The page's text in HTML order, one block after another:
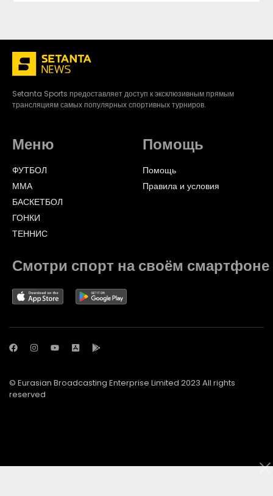
Setanta Sports предоставляет доступ к эксклюзивным прямым
трансляциям самых популярных спортивных турниров.
Меню
ФУТБОЛ
ММА
БАСКЕТБОЛ
ГОНКИ
ТЕННИС
Помощь
Помощь
Правила и условия
Смотри спорт на своём смартфоне
© Eurasian Broadcasting Enterprise Limited 2023 All rights
reserved